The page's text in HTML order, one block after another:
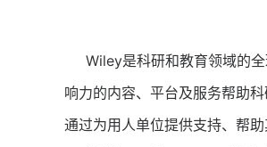
Wiley是科研和教育领域的
响力的内容、平台及服务帮助
通过为用人单位提供支持、帮